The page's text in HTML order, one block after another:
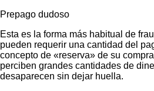
Prepago dudoso
Esta es la forma más habitual de
pueden requerir una cantidad del
concepto de «reserva» de su
perciben grandes cantidades de
desaparecen sin dejar huella.